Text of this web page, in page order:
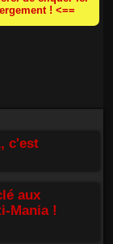
! <==
c'est
aux
Mania !